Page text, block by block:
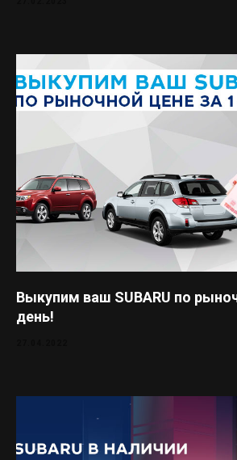
Выкупим ваш SUBARU по
день!